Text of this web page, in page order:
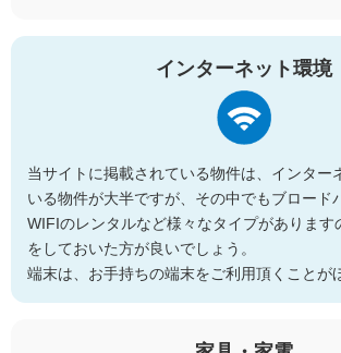
インターネット環境
当サイトに掲載されている物件は、インター
いる物件が大半ですが、その中でもブロード
WIFIのレンタルなど様々なタイプがあります
をしておいた方が良いでしょう。
端末は、お手持ちの端末をご利用頂くことが